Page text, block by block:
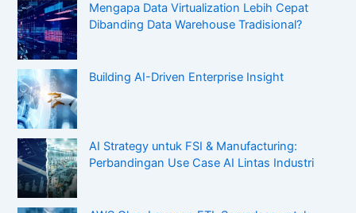
Mengapa Data Virtualization Lebih Cepat
Dibanding Data Warehouse Tradisional?
Building AI-Driven Enterprise Insight
AI Strategy untuk FSI & Manufacturing:
Perbandingan Use Case AI Lintas Industri